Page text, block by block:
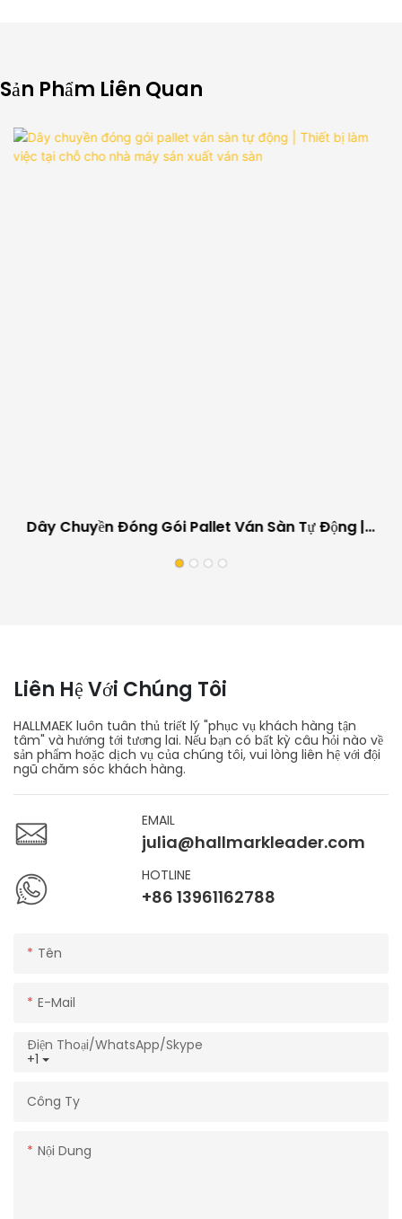
Sản Phẩm Liên Quan
Dây Chuyền Đóng Gói Pallet Ván Sàn Tự Động |
Liên Hệ Với Chúng Tôi
HALLMAEK luôn tuân thủ triết lý "phục vụ khách hàng tận
tâm" và hướng tới tương lai. Nếu bạn có bất kỳ câu hỏi nào về
sản phẩm hoặc dịch vụ của chúng tôi, vui lòng liên hệ với đội
ngũ chăm sóc khách hàng.
EMAIL
julia@hallmarkleader.com
HOTLINE
+86 13961162788
Tên
E-Mail
+1
Điện Thoại/WhatsApp/Skype
Công Ty
Nội Dung